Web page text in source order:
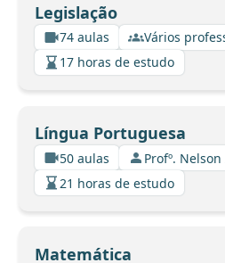
Legislação
74 aulas
Vários
17 horas de estudo
Língua Portuguesa
50 aulas
Profº.
21 horas de estudo
Matemática